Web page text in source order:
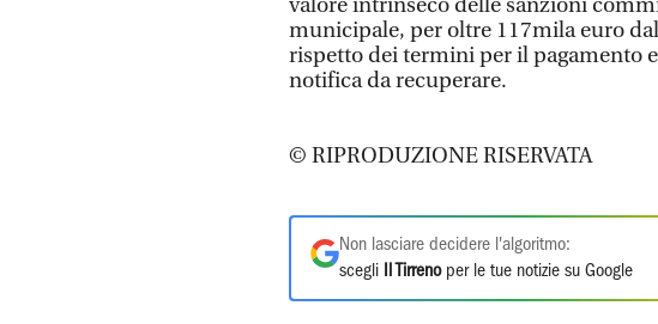
municipale, per oltre 117mila euro
rispetto dei termini per il pagamento
notifica da recuperare.
© RIPRODUZIONE RISERVATA
Non lasciare decidere l'algoritmo:
scegli
Il Tirrenoper le tue notizie su Google